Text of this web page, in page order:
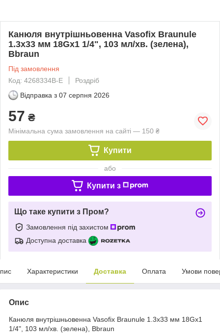
Канюля внутрішньовенна Vasofix Braunule
1.3x33 мм 18Gx1 1/4", 103 мл/хв. (зелена),
Bbraun
Під замовлення
Код: 4268334B-E
Роздріб
Відправка з 07 серпня 2026
57 ₴
Мінімальна сума замовлення на сайті — 150 ₴
Купити
або
Купити з
Що таке купити з Пром?
Замовлення під захистом
Доступна доставка
Характеристики Доставка Оплата Умови
Опис
Канюля внутрішньовенна Vasofix Braunule 1.3x33 мм 18Gx1
1/4", 103 мл/хв. (зелена), Bbraun